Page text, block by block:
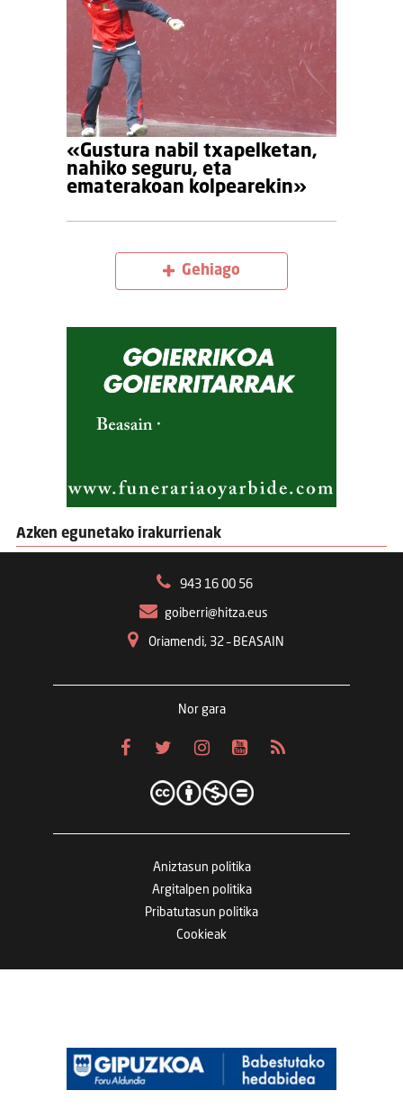
«Gustura nabil txapelketan,
nahiko seguru, eta
ematerakoan kolpearekin»
Gehiago
Azken egunetako irakurrienak
943 16 00 56
goiberri@hitza.eus
Oriamendi, 32 – BEASAIN
Nor gara
Aniztasun politika
Argitalpen politika
Pribatutasun politika
Cookieak